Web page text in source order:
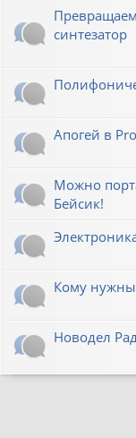
синтезатор
Апогей в
Можно
Бейсик!
Кому
Новодел